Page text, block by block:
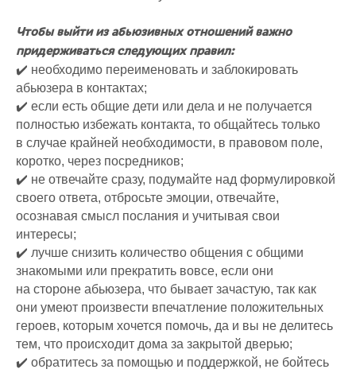
Чтобы выйти из абьюзивных отношений важно
придерживаться следующих правил:
✔️ необходимо переименовать и заблокировать
абьюзера в контактах;
✔️ если есть общие дети или дела и не получается
полностью избежать контакта, то общайтесь только
в случае крайней необходимости, в правовом поле,
коротко, через посредников;
✔️ не отвечайте сразу, подумайте над формулировкой
своего ответа, отбросьте эмоции, отвечайте,
осознавая смысл послания и учитывая свои
интересы;
✔️ лучше снизить количество общения с общими
знакомыми или прекратить вовсе, если они
на стороне абьюзера, что бывает зачастую, так как
они умеют произвести впечатление положительных
героев, которым хочется помочь, да и вы не делитесь
тем, что происходит дома за закрытой дверью;
✔️ обратитесь за помощью и поддержкой, не бойтесь